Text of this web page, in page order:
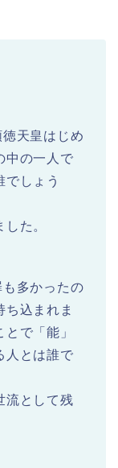
徳天皇はじめ
中の一人で
しょう
た。
も多かったの
込まれま
で「能」
人とは誰で
流として残